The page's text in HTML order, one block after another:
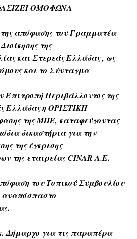
ΟΜΟΦΩΝΑ
απόφασης του Γραμματέα
της
και Στερεάς Ελλάδας , ως
και το Σύνταγμα
Επιτροπή Περιβάλλοντος της
Ελλάδας η ΟΡΙΣΤΙΚΗ
της ΜΠΕ, καταφεύγοντας
δικαστήρια για την
της έγκρισης
της εταιρείας CINAR A.E.
του Τοπικού Συμβουλίου
αναπόσπαστο
Δήμαρχο για τις παραπέρα